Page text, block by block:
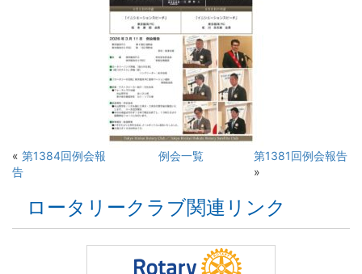
« 第1384回例会報
告
例会一覧
第1381回例会報告
»
ロータリークラブ関連リンク